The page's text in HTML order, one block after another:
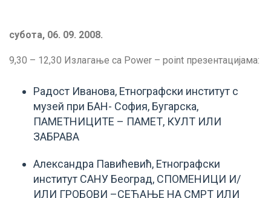
субота, 06. 09. 2008.
9,30 – 12,30 Излагање са Power – point презентацијама:
Радост Иванова, Етнографски институт с
музей при БАН- София, Бугарска,
ПАМЕТНИЦИТЕ – ПАМЕТ, КУЛТ ИЛИ
ЗАБРАВА
Александра Павићевић, Етнографски
институт САНУ Београд, СПОМЕНИЦИ И/
ИЛИ ГРОБОВИ –СЕЋАЊЕ НА СМРТ ИЛИ